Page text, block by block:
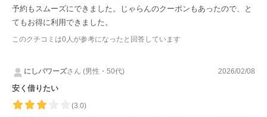
予約もスムーズにできました。じゃらんのクーポンもあったので、と
てもお得に利用できました。
このクチコミは0 人が参考になったと回答しています
にしパワーズさん (男性・50代) 2026/02/08
安く借りたい
(3.0)